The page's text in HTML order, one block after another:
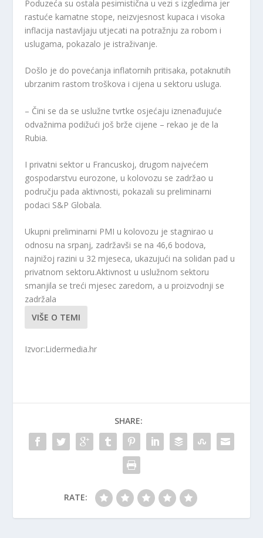
Poduzeća su ostala pesimistična u vezi s izgledima jer
rastuće kamatne stope, neizvjesnost kupaca i visoka
inflacija nastavljaju utjecati na potražnju za robom i
uslugama, pokazalo je istraživanje.
Došlo je do povećanja inflatornih pritisaka, potaknutih
ubrzanim rastom troškova i cijena u sektoru usluga.
– Čini se da se uslužne tvrtke osjećaju iznenađujuće
odvažnima podižući još brže cijene – rekao je de la
Rubia.
I privatni sektor u Francuskoj, drugom najvećem
gospodarstvu eurozone, u kolovozu se zadržao u
području pada aktivnosti, pokazali su preliminarni
podaci S&P Globala.
Ukupni preliminarni PMI u kolovozu je stagnirao u
odnosu na srpanj, zadržavši se na 46,6 bodova,
najnižoj razini u 32 mjeseca, ukazujući na solidan pad u
privatnom sektoru.Aktivnost u uslužnom sektoru
smanjila se treći mjesec zaredom, a u proizvodnji se
zadržala
VIŠE O TEMI
Izvor:Lidermedia.hr
SHARE:
RATE: